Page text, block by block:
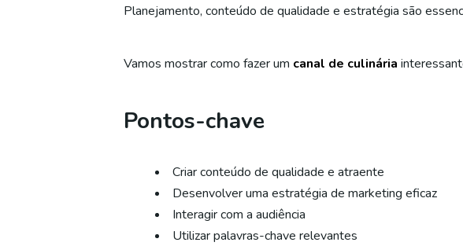
Planejamento, conteúdo de qualidade e estratégia são
Vamos mostrar como fazer um canal de culinária
Pontos-chave
Criar conteúdo de qualidade e atraente
Desenvolver uma estratégia de marketing eficaz
Interagir com a audiência
Utilizar palavras-chave relevantes